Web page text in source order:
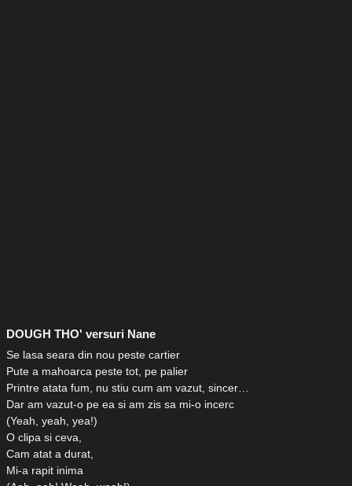
DOUGH THO' versuri Nane
Se lasa seara din nou peste cartier
Pute a mahoarca peste tot, pe palier
Printre atata fum, nu stiu cum am vazut, sincer…
Dar am vazut-o pe ea si am zis sa mi-o incerc
(Yeah, yeah, yea!)
O clipa si ceva,
Cam atat a durat,
Mi-a rapit inima